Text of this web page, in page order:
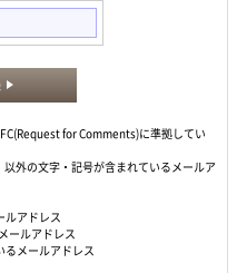
for Comments)に準拠してい
外の文字・記号が含まれているメールア
ルアドレス
ールアドレス
メールアドレス